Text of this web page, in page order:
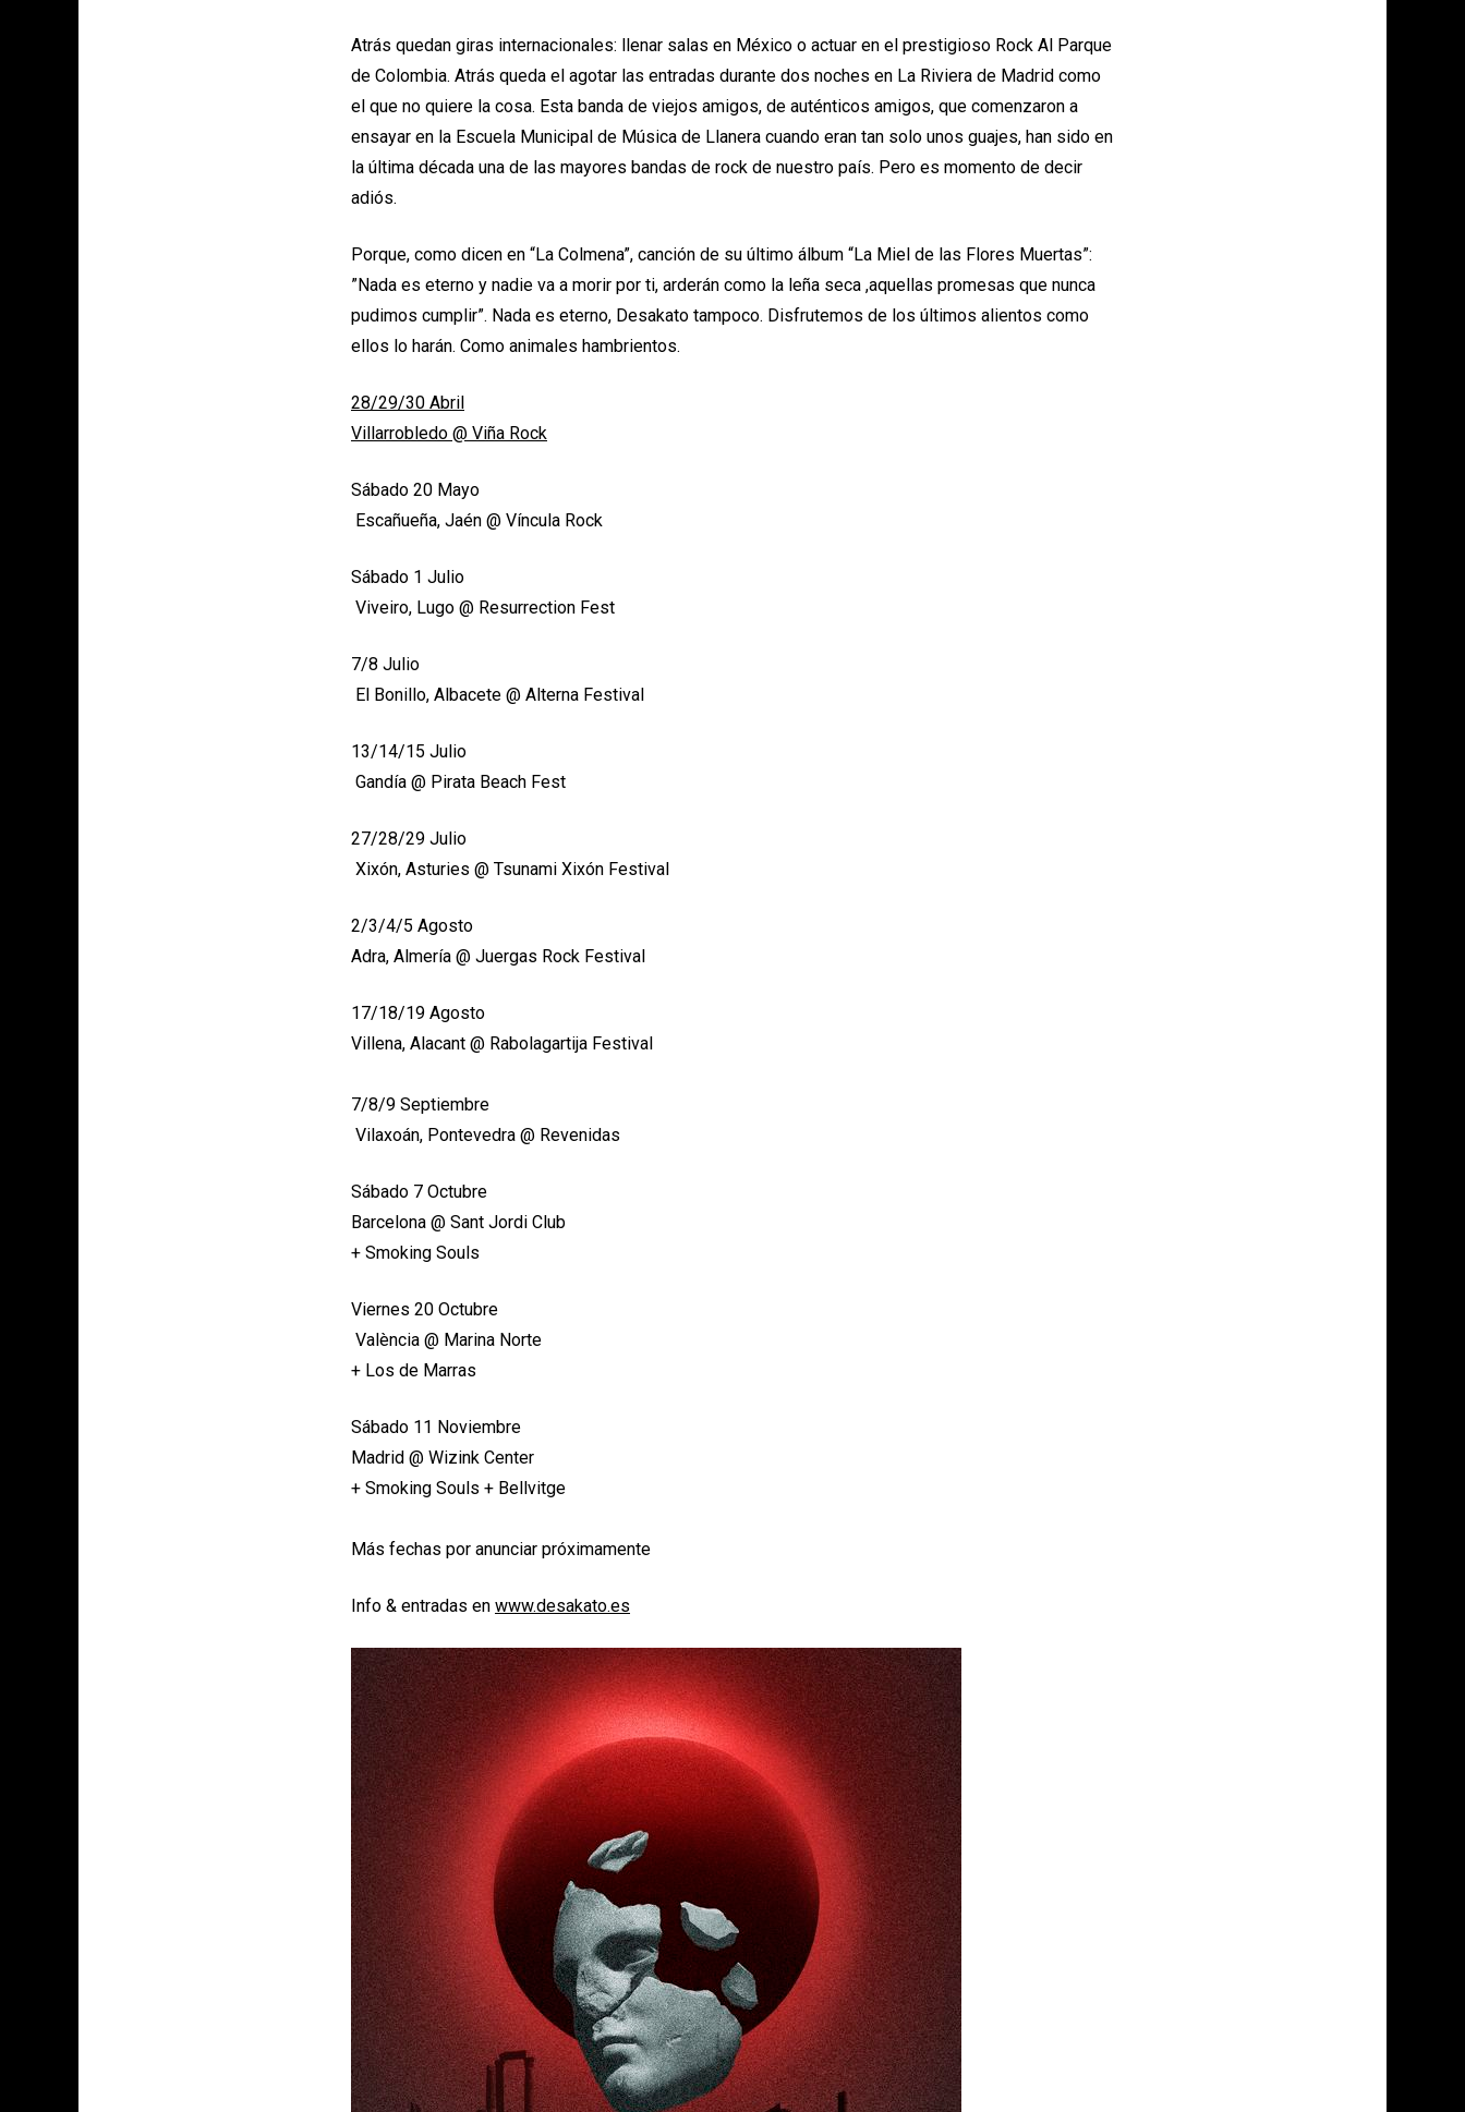
Atrás quedan giras internacionales: llenar salas en México o actuar en el prestigioso Rock Al Parque
de Colombia. Atrás queda el agotar las entradas durante dos noches en La Riviera de Madrid como
el que no quiere la cosa. Esta banda de viejos amigos, de auténticos amigos, que comenzaron a
ensayar en la Escuela Municipal de Música de Llanera cuando eran tan solo unos guajes, han sido en
la última década una de las mayores bandas de rock de nuestro país. Pero es momento de decir
adiós.
Porque, como dicen en “La Colmena”, canción de su último álbum “La Miel de las Flores Muertas”:
”Nada es eterno y nadie va a morir por ti, arderán como la leña seca ,aquellas promesas que nunca
pudimos cumplir”. Nada es eterno, Desakato tampoco. Disfrutemos de los últimos alientos como
ellos lo harán. Como animales hambrientos.
28/29/30 Abril
Villarrobledo @ Viña Rock
Sábado 20 Mayo
Escañueña, Jaén @ Víncula Rock
Sábado 1 Julio
Viveiro, Lugo @ Resurrection Fest
7/8 Julio
El Bonillo, Albacete @ Alterna Festival
13/14/15 Julio
Gandía @ Pirata Beach Fest
27/28/29 Julio
Xixón, Asturies @ Tsunami Xixón Festival
2/3/4/5 Agosto
Adra, Almería @ Juergas Rock Festival
17/18/19 Agosto
Villena, Alacant @ Rabolagartija Festival
7/8/9 Septiembre
Vilaxoán, Pontevedra @ Revenidas
Sábado 7 Octubre
Barcelona @ Sant Jordi Club
+ Smoking Souls
Viernes 20 Octubre
València @ Marina Norte
+ Los de Marras
Sábado 11 Noviembre
Madrid @ Wizink Center
+ Smoking Souls + Bellvitge
Más fechas por anunciar próximamente
Info & entradas en www.desakato.es